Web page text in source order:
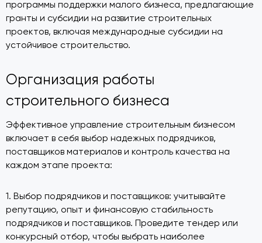
программы поддержки малого бизнеса, предлагающие
гранты и субсидии на развитие строительных
проектов, включая международные субсидии на
устойчивое строительство.
Организация работы
строительного бизнеса
Эффективное управление строительным бизнесом
включает в себя выбор надежных подрядчиков,
поставщиков материалов и контроль качества на
каждом этапе проекта:
1. Выбор подрядчиков и поставщиков: учитывайте
репутацию, опыт и финансовую стабильность
подрядчиков и поставщиков. Проведите тендер или
конкурсный отбор, чтобы выбрать наиболее